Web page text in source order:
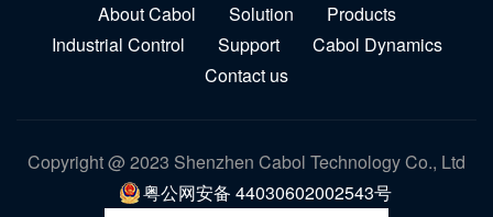
About Cabol Solution
Products
Industrial Control
Support
Cabol Dynamics
Contact us
Copyright @ 2023 Shenzhen Cabol Technology Co., Ltd
粤公网安备 44030602002543号